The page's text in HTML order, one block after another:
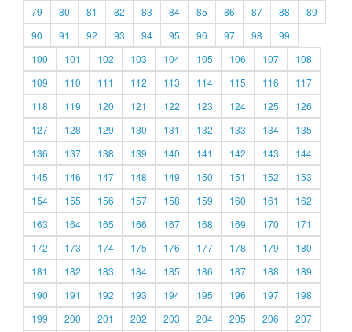
79
80 81 82 83 84 85 86 87 88
89
90
91 92 93 94 95 96 97 98
99
100
101 102 103 104 105 106 107
108
109
110 111 112 113 114 115 116
117
118
119 120 121 122 123 124 125
126
127
128 129 130 131 132 133 134
135
136
137 138 139 140 141 142 143
144
145
146 147 148 149 150 151 152
153
154
155 156 157 158 159 160 161
162
163
164 165 166 167 168 169 170
171
172
173 174 175 176 177 178 179
180
181
182 183 184 185 186 187 188
189
190
191 192 193 194 195 196 197
198
199
200 201 202 203 204 205 206
207